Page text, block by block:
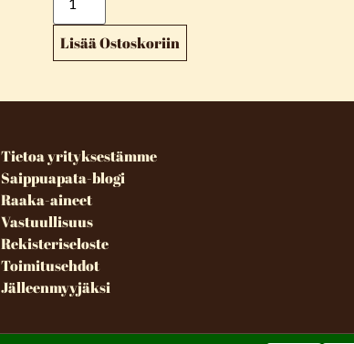
Lisää Ostoskoriin
Tietoa yrityksestämme
Saippuapata-blogi
Raaka-aineet
Vastuullisuus
Rekisteriseloste
Toimitusehdot
Jälleenmyyjäksi